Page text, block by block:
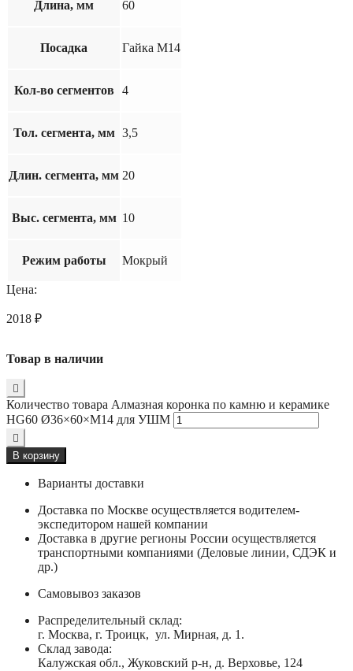
Длина, мм 60
Посадка Гайка М14
Кол-во сегментов 4
Тол. сегмента, мм 3,5
Длин. сегмента, мм 20
Выс. сегмента, мм 10
Режим работы Мокрый
Цена:
2018 ₽
Товар в наличии
Количество товара Алмазная коронка по камню и керамике
HG60 Ø36×60×М14 для УШМ
В корзину
Варианты доставки
Доставка по Москве осуществляется водителем-
экспедитором нашей компании
Доставка в другие регионы России осуществляется
транспортными компаниями (Деловые линии, СДЭК и
др.)
Самовывоз заказов
Распределительный склад:
г. Москва, г. Троицк, ул. Мирная, д. 1.
Склад завода:
Калужская обл., Жуковский р-н, д. Верховье, 124